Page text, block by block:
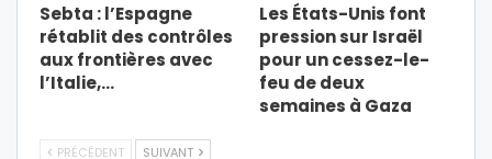
Sebta : l’Espagne
rétablit des contrôles
aux frontières avec
l’Italie,…
Les États-Unis font
pression sur Israël
pour un cessez-le-
feu de deux
semaines à Gaza
PRÉCÉDENT SUIVANT